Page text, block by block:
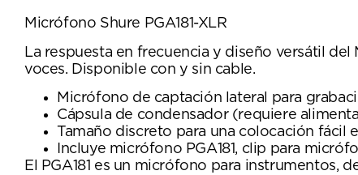
Micrófono Shure PGA181-XLR
La respuesta en frecuencia y diseño versátil
voces. Disponible con y sin cable.
Micrófono de captación lateral para
Cápsula de condensador (requiere
Tamaño discreto para una colocación fácil
Incluye micrófono PGA181, clip para
El PGA181 es un micrófono para instrumentos,